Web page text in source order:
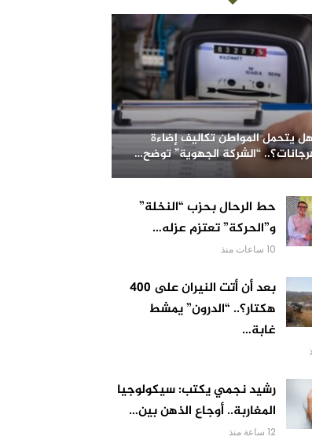
يتحمل المواطن تكاليف إضاءة
“الشركة الجهوية” توضح…
حط الرحال بحزب “النخلة”
و”الحركة” تعتزم عزله…
10 ساعات منذ
بعد أن أتت النيران على 400
هكتار؟.. “الدرون” يمشط
غابة…
رشيد نجمي يكتب: سيكولوجيا
المغاربة.. أوجاع الذهن بين…
12 ساعة منذ